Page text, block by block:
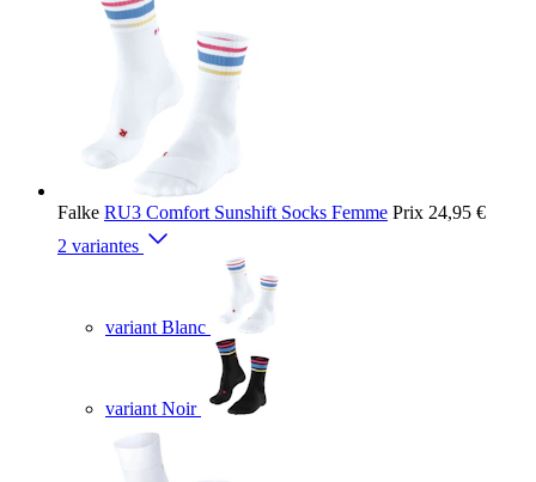
Falke RU3 Comfort Sunshift Socks Femme Prix 24,95 €
2 variantes
variant Blanc
variant Noir